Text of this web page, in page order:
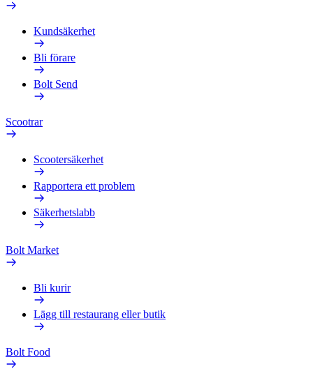
Kundsäkerhet
Bli förare
Bolt Send
Scootrar
Scootersäkerhet
Rapportera ett problem
Säkerhetslabb
Bolt Market
Bli kurir
Lägg till restaurang eller butik
Bolt Food